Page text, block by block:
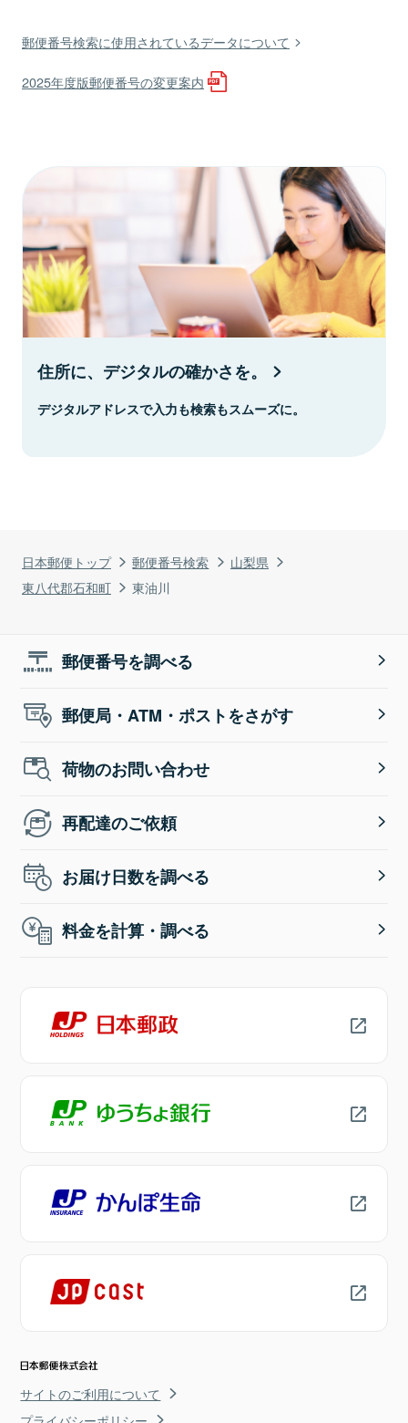
日本郵便トップ 郵便番号検索
山梨県
東八代郡石和町
東油川
郵便番号検索に使用されているデータについて
2025年度版郵便番号の変更案内
住所に、デジタルの確かさを。
デジタルアドレスで入力も検索もスムーズに。
郵便番号を調べる
郵便局・ATM・ポストをさがす
荷物のお問い合わせ
再配達のご依頼
お届け日数を調べる
料金を計算・調べる
サイトのご利用について